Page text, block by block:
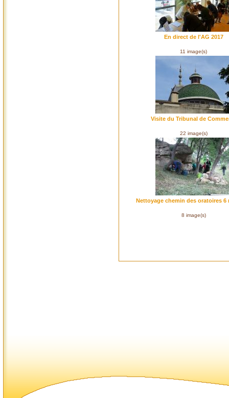
En direct de l'AG 2017
11 image(s)
Visite du Tribunal de
22 image(s)
Nettoyage chemin des oratoires 6
8 image(s)